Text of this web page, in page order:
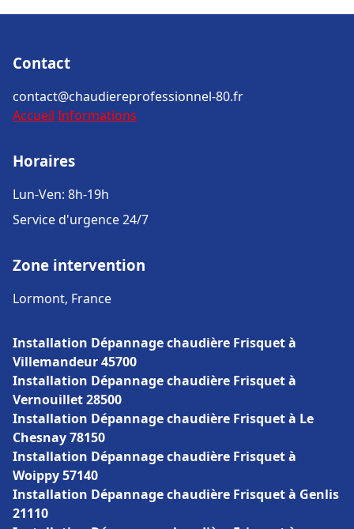
Contact
contact@chaudiereprofessionnel-80.fr
Accueil Informations
Horaires
Lun-Ven: 8h-19h
Service d'urgence 24/7
Zone intervention
Lormont, France
Installation Dépannage chaudière Frisquet à
Villemandeur 45700
Installation Dépannage chaudière Frisquet à
Vernouillet 28500
Installation Dépannage chaudière Frisquet à Le
Chesnay 78150
Installation Dépannage chaudière Frisquet à
Woippy 57140
Installation Dépannage chaudière Frisquet à Genlis
21110